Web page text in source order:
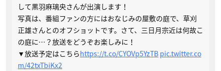
して黒羽麻璃央さんが出演します！
写真は、番組ファンの方にはおなじみの屋敷の庭で、草刈
正雄さんとのオフショットです。さて、三日月宗近は何故こ
の庭に…？放送をどうぞお楽しみに！
▼放送予定はこちらhttps://t.co/CYOVp5YzTB pic.twitter.co
m/42txTbiKx2